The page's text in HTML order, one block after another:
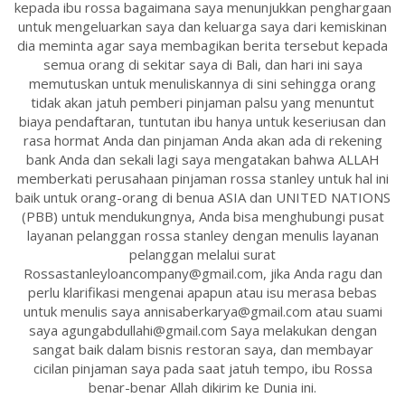
kepada ibu rossa bagaimana saya menunjukkan penghargaan
untuk mengeluarkan saya dan keluarga saya dari kemiskinan
dia meminta agar saya membagikan berita tersebut kepada
semua orang di sekitar saya di Bali, dan hari ini saya
memutuskan untuk menuliskannya di sini sehingga orang
tidak akan jatuh pemberi pinjaman palsu yang menuntut
biaya pendaftaran, tuntutan ibu hanya untuk keseriusan dan
rasa hormat Anda dan pinjaman Anda akan ada di rekening
bank Anda dan sekali lagi saya mengatakan bahwa ALLAH
memberkati perusahaan pinjaman rossa stanley untuk hal ini
baik untuk orang-orang di benua ASIA dan UNITED NATIONS
(PBB) untuk mendukungnya, Anda bisa menghubungi pusat
layanan pelanggan rossa stanley dengan menulis layanan
pelanggan melalui surat
Rossastanleyloancompany@gmail.com, jika Anda ragu dan
perlu klarifikasi mengenai apapun atau isu merasa bebas
untuk menulis saya annisaberkarya@gmail.com atau suami
saya agungabdullahi@gmail.com Saya melakukan dengan
sangat baik dalam bisnis restoran saya, dan membayar
cicilan pinjaman saya pada saat jatuh tempo, ibu Rossa
benar-benar Allah dikirim ke Dunia ini.